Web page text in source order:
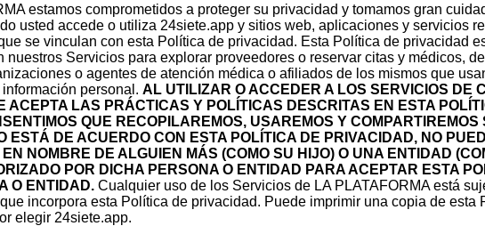
estamos comprometidos a proteger su privacidad y tomamos gran
usted accede o utiliza 24siete.app y sitios web, aplicaciones y servicios
se vinculan con esta Política de privacidad. Esta Política de privacidad
nuestros Servicios para explorar proveedores o reservar citas y médicos,
o agentes de atención médica o afiliados de los mismos que
personal. AL UTILIZAR O ACCEDER A LOS SERVICIOS DE
ACEPTA LAS PRÁCTICAS Y POLÍTICAS DESCRITAS EN ESTA
QUE RECOPILAREMOS, USAREMOS Y
ESTÁ DE ACUERDO CON ESTA POLÍTICA DE PRIVACIDAD, NO
EN NOMBRE DE ALGUIEN MÁS (COMO SU HIJO) O UNA ENTIDAD
POR DICHA PERSONA O ENTIDAD PARA ACEPTAR ESTA
O ENTIDAD. Cualquier uso de los Servicios de LA PLATAFORMA está
que incorpora esta Política de privacidad. Puede imprimir una copia de
elegir 24siete.app.